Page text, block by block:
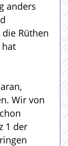
anders
Rüthen
hat
Wir von
1 der